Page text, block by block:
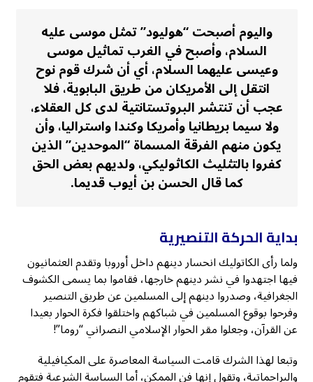
واليوم أصبحت “هوليود” تمثل موسى عليه
السلام، وأصبح في الغرب تماثيل موسى
وعيسى عليهما السلام، أي أن شرك قوم نوح
انتقل إلى الأمريكان من طريق البابوية، فلا
عجب أن تنتشر البروتستانتية لدى كل العقلاء،
ولا سيما بريطانيا وأمريكا وكندا واستراليا، وأن
يكون منهم الفرقة المسماة “الموحدين” الذين
كفروا بالتثليث الكاثوليكي، ولديهم بعض الحق
كما قال الحسن بن أيوب قديما.
بداية الحركة التنصيرية
ولما رأى الكاتوليك انحسار دينهم داخل أوروبا وتقدم العثمانيون
فيها اجتهدوا في نشر دينهم خارجها، فقاموا بما يسمى الكشوف
الجغرافية، وصدروا دينهم إلى المسلمين عن طريق التنصير
وفرحوا بوقوع المسلمين في شباكهم واختلقوا فكرة الحوار بعيدا
عن القرآن، وجعلوا مقر الحوار الإسلامي النصراني “روما”!
وتبعا لهذا الشرك قامت السياسة المعاصرة على المكيافيلية
والبراجماتية، وتقول إنها فن الممكن، أما السياسة الشرعية فتقوم